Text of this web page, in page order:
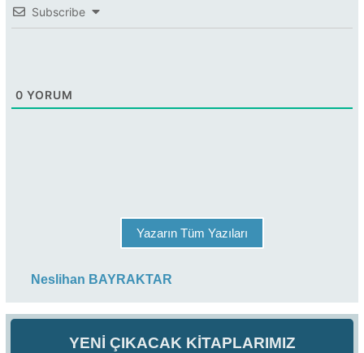
YENİ ÇIKACAK KİTAPLARIMIZ
Subscribe
0 YORUM
Yazarın Tüm Yazıları
Neslihan BAYRAKTAR